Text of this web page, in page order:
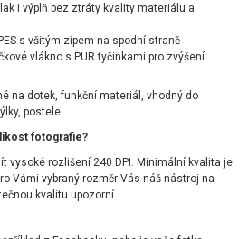
i výplň bez ztráty kvality materiálu a
s všitým zipem na spodní straně
vlákno s PUR tyčinkami pro zvýšení
na dotek, funkční materiál, vhodný do
postele.
fotografie?
vysoké rozlišení 240 DPI. Minimální kvalita je
Vámi vybraný rozměr Vás náš nástroj na
kvalitu upozorní.